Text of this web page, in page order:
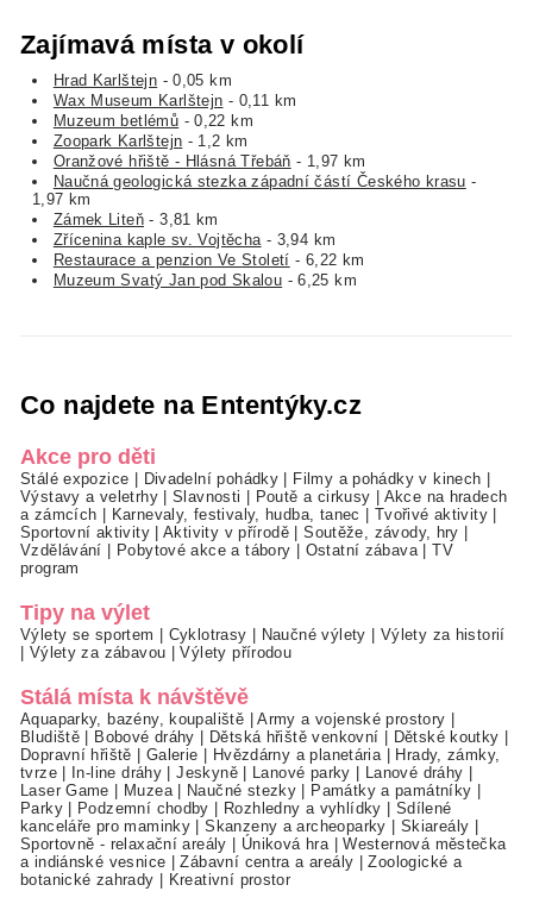
Zajímavá místa v okolí
Hrad Karlštejn - 0,05 km
Wax Museum Karlštejn - 0,11 km
Muzeum betlémů - 0,22 km
Zoopark Karlštejn - 1,2 km
Oranžové hřiště - Hlásná Třebáň - 1,97 km
Naučná geologická stezka západní částí Českého krasu -
1,97 km
Zámek Liteň - 3,81 km
Zřícenina kaple sv. Vojtěcha- 3,94 km
Restaurace a penzion Ve Století - 6,22 km
Muzeum Svatý Jan pod Skalou - 6,25 km
Co najdete na Ententýky.cz
Akce pro děti
Stálé expozice Divadelní pohádky Filmy a pohádky v kinech
Výstavy a veletrhy|Slavnosti Poutě a cirkusy
Akce na hradech
a zámcích
Karnevaly, festivaly, hudba, tanec Tvořivé aktivity
Sportovní aktivity|Aktivity v přírodě |Soutěže, závody, hry
Vzdělávání
Pobytové akce a tábory Ostatní zábava|TV
program
Tipy na výlet
Výlety se sportem Cyklotrasy Naučné výlety
Výlety za historií
Výlety za zábavou |Výlety přírodou
Stálá místa k návštěvě
Aquaparky, bazény, koupaliště |Army a vojenské prostory
Bludiště
Bobové dráhy Dětská hřiště venkovní Dětské koutky
Dopravní hřiště
Galerie Hvězdárny a planetária|
Hrady, zámky,
tvrze| In-line dráhy |Jeskyně| Lanové parky Lanové dráhy
Laser Game
Muzea| Naučné stezky Památky a památníky
Parky| Podzemní chodby Rozhledny a vyhlídky
Sdílené
kanceláře pro maminky |Skanzeny a archeoparky Skiareály
Sportovně - relaxační areály
Úniková hra|Westernová městečka
a indiánské vesnice |Zábavní centra a areály |Zoologické a
botanické zahrady
Kreativní prostor